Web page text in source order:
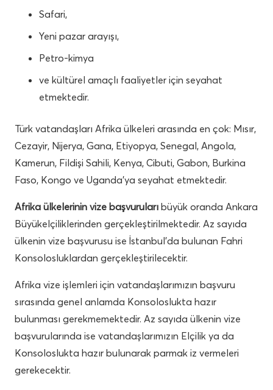
Safari,
Yeni pazar arayışı,
Petro-kimya
ve kültürel amaçlı faaliyetler için seyahat
etmektedir.
Türk vatandaşları Afrika ülkeleri arasında en çok: Mısır,
Cezayir, Nijerya, Gana, Etiyopya, Senegal, Angola,
Kamerun, Fildişi Sahili, Kenya, Cibuti, Gabon, Burkina
Faso, Kongo ve Uganda’ya seyahat etmektedir.
Afrika ülkelerinin vize başvuruları büyük oranda Ankara
Büyükelçiliklerinden gerçekleştirilmektedir. Az sayıda
ülkenin vize başvurusu ise İstanbul’da bulunan Fahri
Konsolosluklardan gerçekleştirilecektir.
Afrika vize işlemleri için vatandaşlarımızın başvuru
sırasında genel anlamda Konsoloslukta hazır
bulunması gerekmemektedir. Az sayıda ülkenin vize
başvurularında ise vatandaşlarımızın Elçilik ya da
Konsoloslukta hazır bulunarak parmak iz vermeleri
gerekecektir.